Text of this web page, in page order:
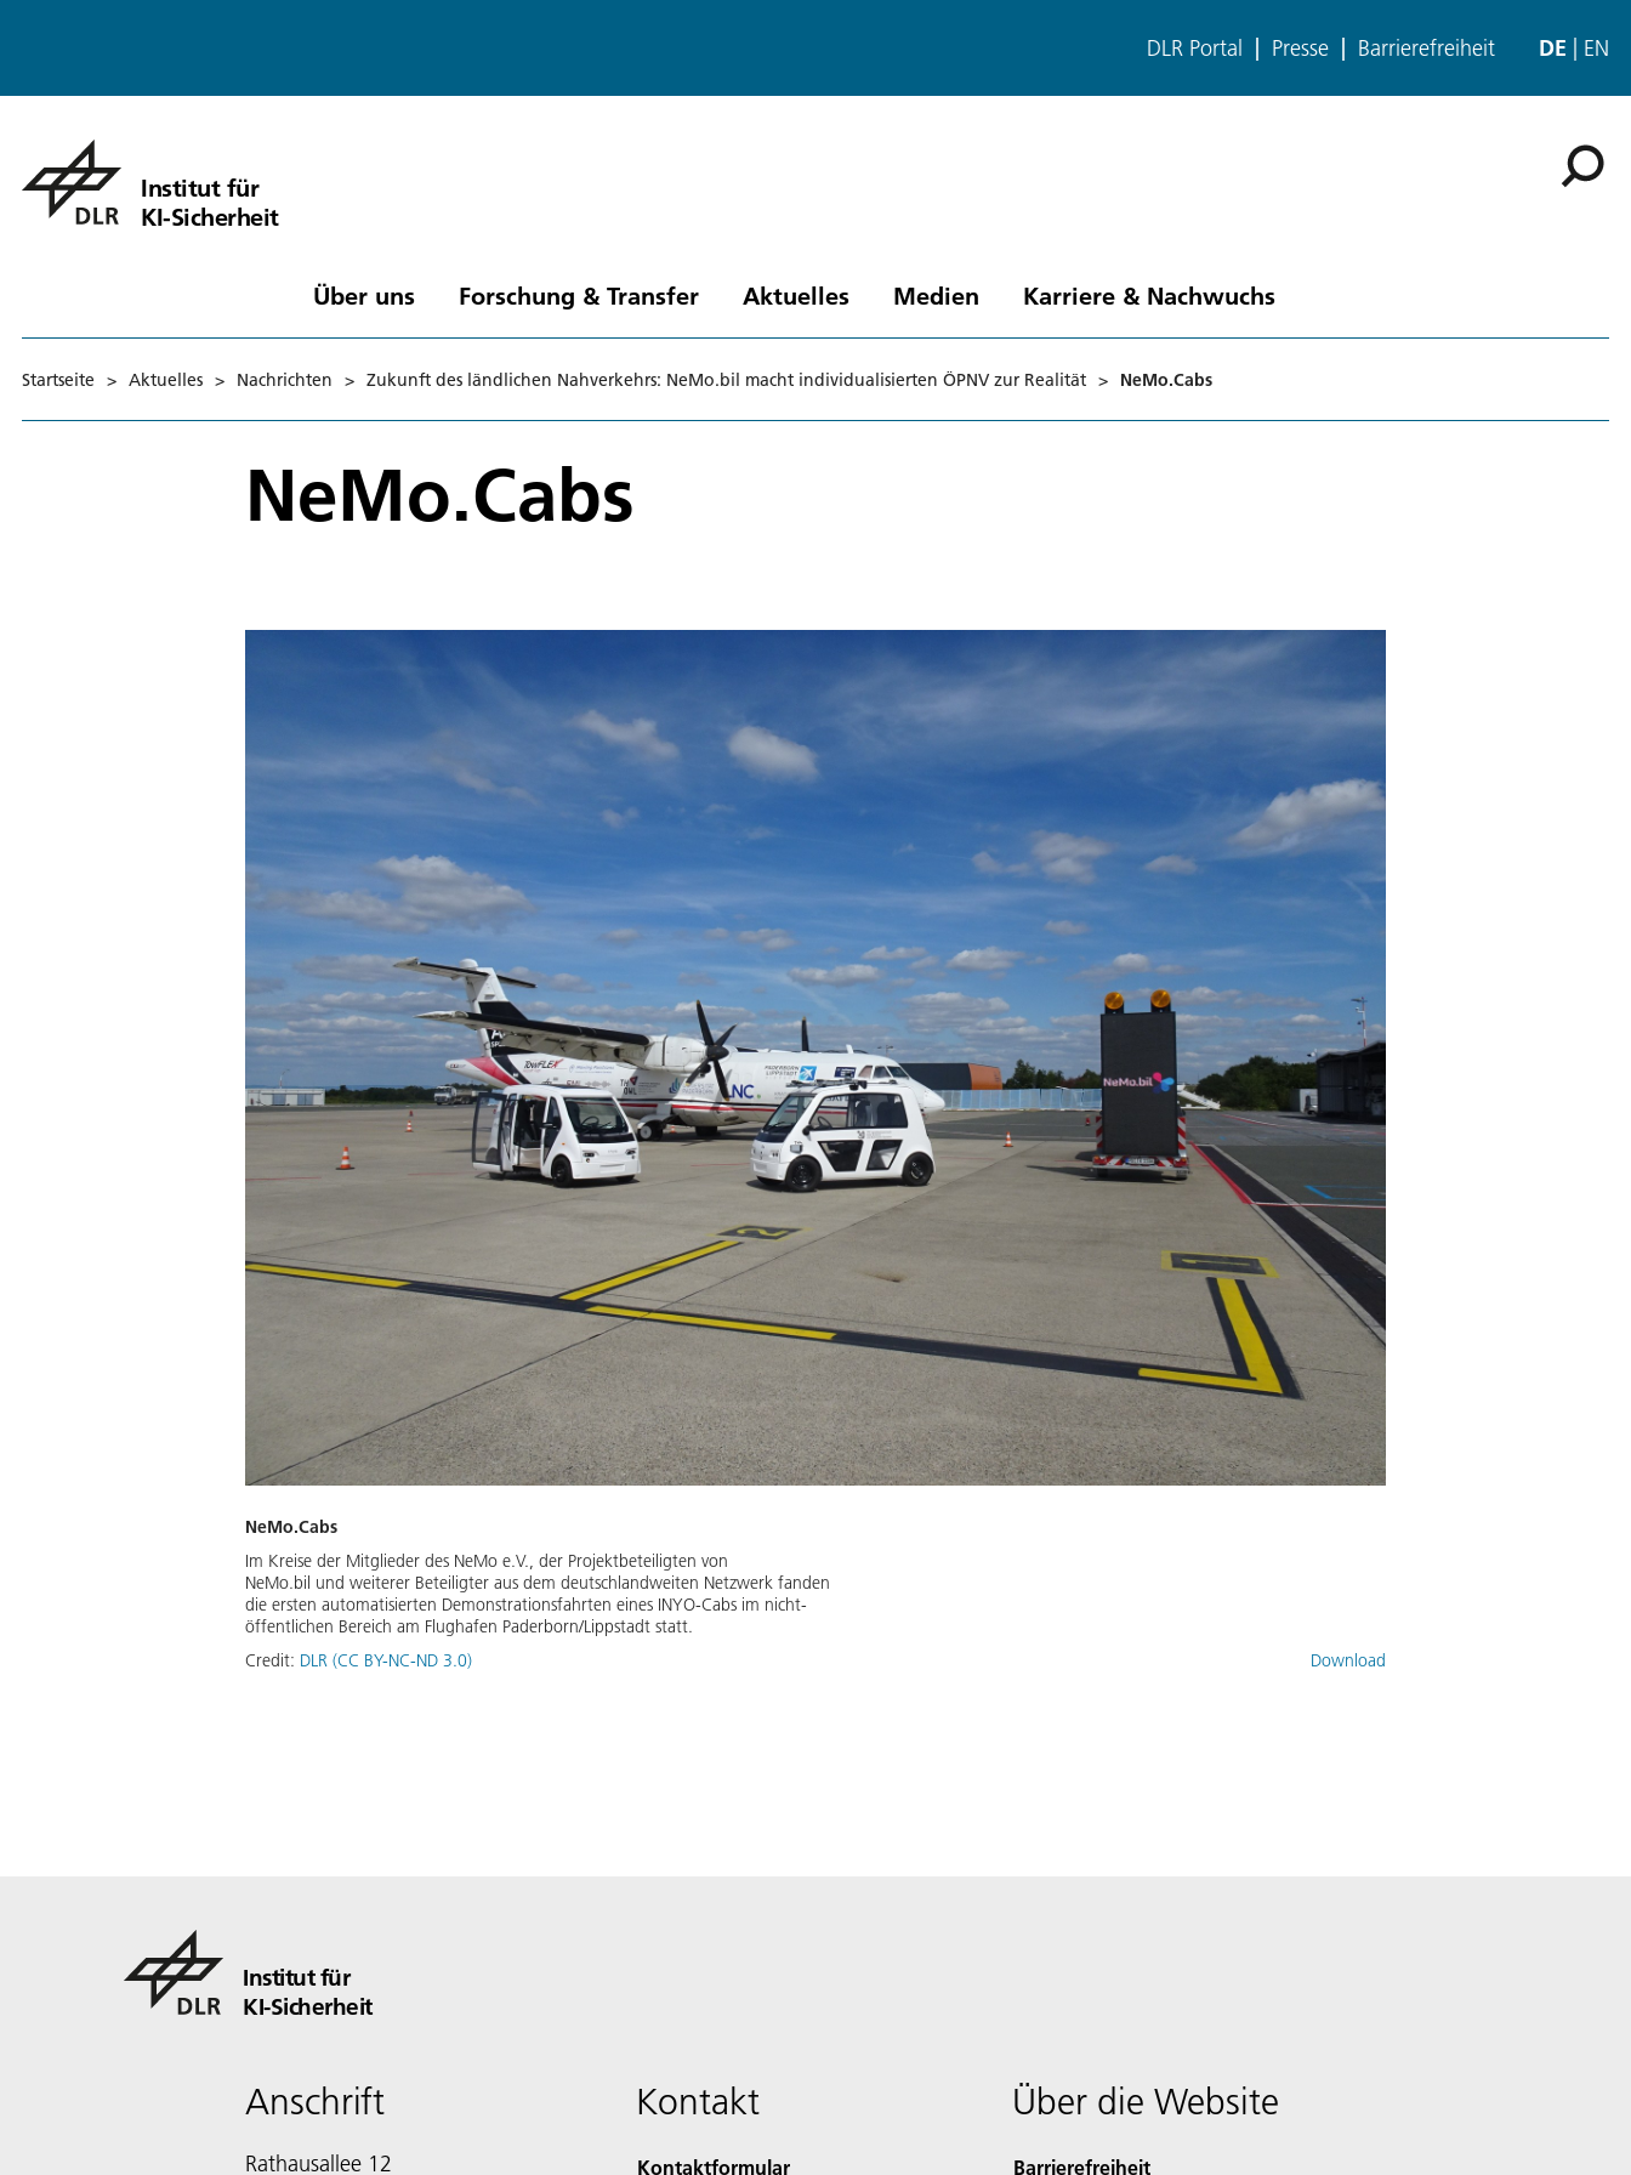
DLR Portal Presse Barrierefreiheit DE EN
Institut für
KI-Sicherheit
Über uns Forschung & Transfer Aktuelles Medien Karriere & Nachwuchs
Startseite > Aktuelles > Nachrichten > Zukunft des ländlichen Nahverkehrs: NeMo.bil macht individualisierten ÖPNV zur Realität > NeMo.Cabs
NeMo.Cabs
NeMo.Cabs
Im Kreise der Mitglieder des NeMo e.V., der Projektbeteiligten von
NeMo.bil und weiterer Beteiligter aus dem deutschlandweiten Netzwerk fanden
die ersten automatisierten Demonstrationsfahrten eines INYO-Cabs im nicht-
öffentlichen Bereich am Flughafen Paderborn/Lippstadt statt.
Credit: DLR (CC BY-NC-ND 3.0) Download
Institut für
KI-Sicherheit
Anschrift
Rathausallee 12
Kontakt
Kontaktformular
Über die Website
Barrierefreiheit